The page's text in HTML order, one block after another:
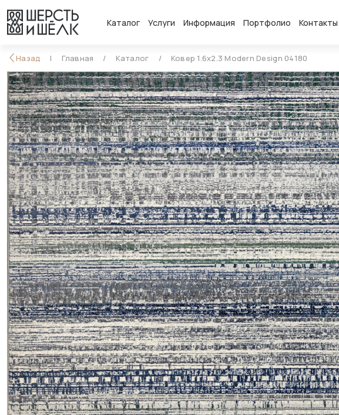
Каталог Услуги Информация Портфолио Контакты
Назад Главная Каталог Ковер 1.6x2.3 Modern Design 04180